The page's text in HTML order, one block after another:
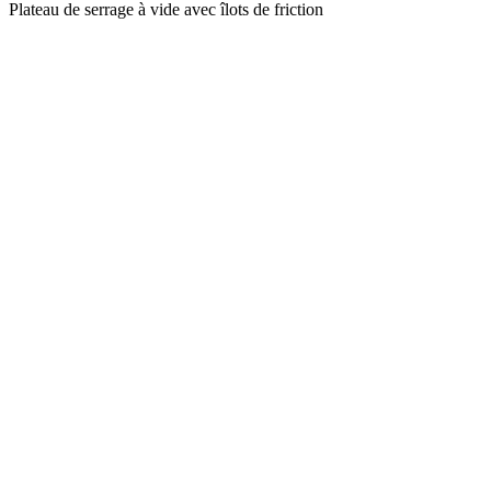
Plateau de serrage à vide avec îlots de friction